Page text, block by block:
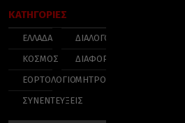
ΚΑΤΗΓΟΡΙΕΣ
ΕΛΛΑΔΑ
ΚΟΣΜΟΣ
ΕΟΡΤΟΛΟΓΙΟ
ΣΥΝΕΝΤΕΥΞΕΙΣ
ΔΙΑΛΟΓΟΣ
ΔΙΑΦΟΡΑ
ΜΗΤΡΟΠΟΛΕΙΣ